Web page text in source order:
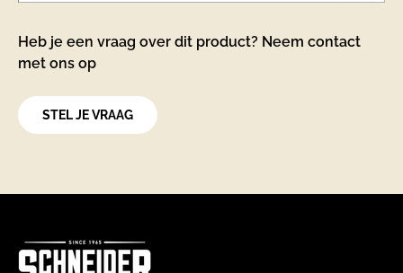
Heb je een vraag over dit product? Neem contact
met ons op
STEL JE VRAAG